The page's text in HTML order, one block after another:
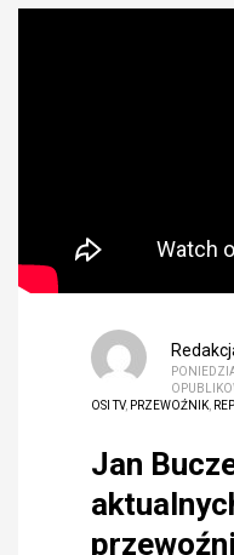
OSI TV, PRZEWOŹNIK,
Jan